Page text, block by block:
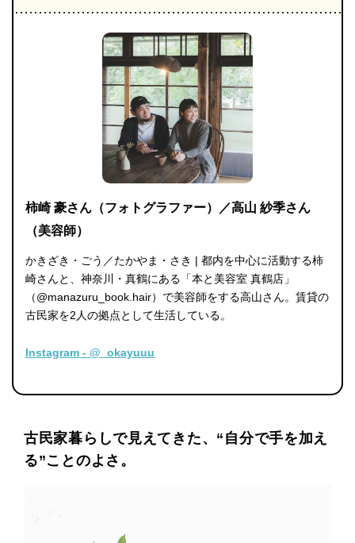
柿崎 豪さん（フォトグラファー）／高山 紗季さん
（美容師）
かきざき・ごう／たかやま・さき | 都内を中心に活動する柿
崎さんと、神奈川・真鶴にある「本と美容室 真鶴店」
（@manazuru_book.hair）で美容師をする高山さん。賃貸の
古民家を2人の拠点として生活している。
Instagram - @_okayuuu
古民家暮らしで見えてきた、“自分で手を加え
る”ことのよさ。